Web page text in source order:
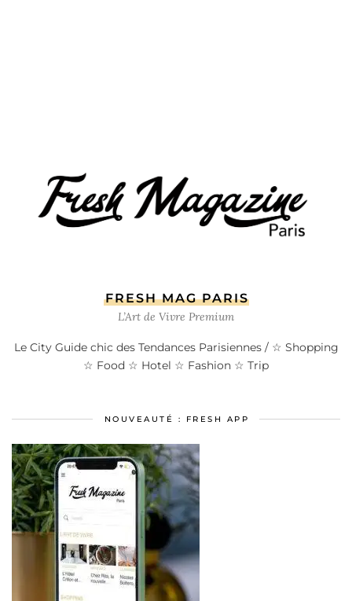
FRESH MAG PARIS
L’Art de Vivre Premium
Le City Guide chic des Tendances Parisiennes / ☆ Shopping
☆ Food ☆ Hotel ☆ Fashion ☆ Trip
NOUVEAUTÉ : FRESH APP